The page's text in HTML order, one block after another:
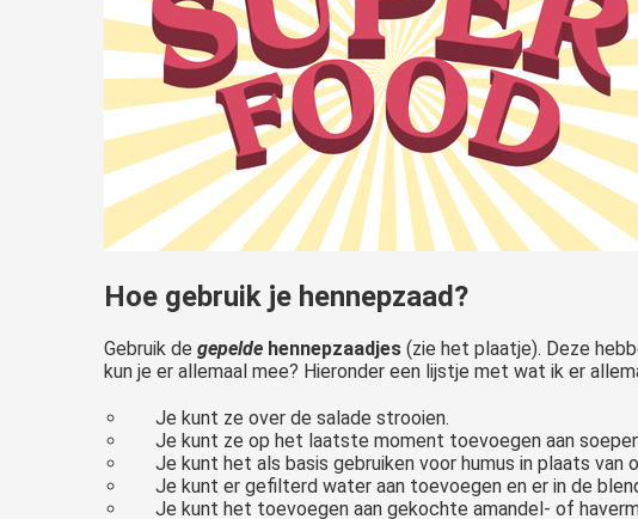
Hoe gebruik je hennepzaad?
Gebruik de gepelde hennepzaadjes (zie het plaatje). Deze
kun je er allemaal mee? Hieronder een lijstje met wat ik er
Je kunt ze over de salade strooien.
Je kunt ze op het laatste moment toevoegen aan
Je kunt het als basis gebruiken voor humus in plaats
Je kunt er gefilterd water aan toevoegen en er in de
Je kunt het toevoegen aan gekochte amandel- of